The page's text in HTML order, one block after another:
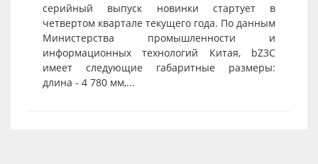
серийный выпуск новинки стартует в
четвертом квартале текущего года. По данным
Министерства промышленности и
информационных технологий Китая, bZ3C
имеет следующие габаритные размеры:
длина - 4 780 мм,...